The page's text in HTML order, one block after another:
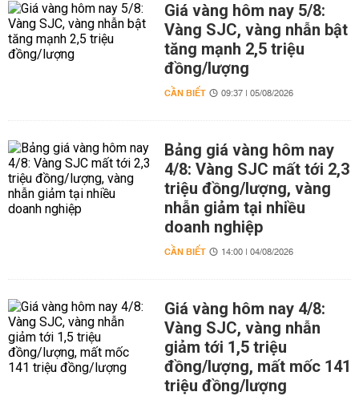
Giá vàng hôm nay 5/8:
Vàng SJC, vàng nhẫn bật
tăng mạnh 2,5 triệu
đồng/lượng
CẦN BIẾT 09:37 | 05/08/2026
Bảng giá vàng hôm nay
4/8: Vàng SJC mất tới 2,3
triệu đồng/lượng, vàng
nhẫn giảm tại nhiều
doanh nghiệp
CẦN BIẾT 14:00 | 04/08/2026
Giá vàng hôm nay 4/8:
Vàng SJC, vàng nhẫn
giảm tới 1,5 triệu
đồng/lượng, mất mốc 141
triệu đồng/lượng